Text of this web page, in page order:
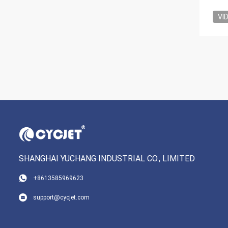
SHANGHAI YUCHANG INDUSTRIAL CO., LIMITED
+8613585969623
support@cycjet.com